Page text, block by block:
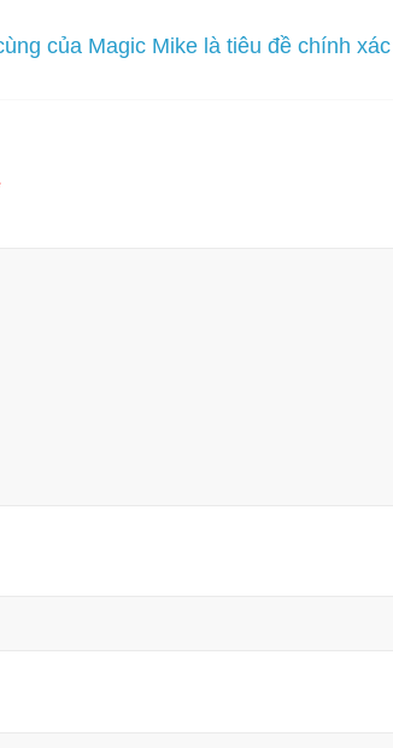
của Magic Mike là tiêu đề chính xác